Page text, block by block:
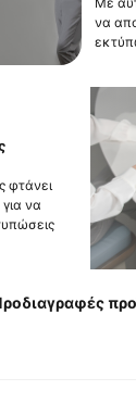
να
φτάνει
να